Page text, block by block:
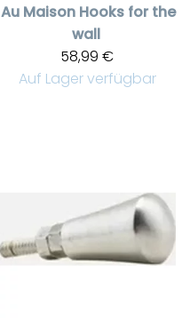
Au Maison Hooks for the
wall
58,99 €
Auf Lager verfügbar